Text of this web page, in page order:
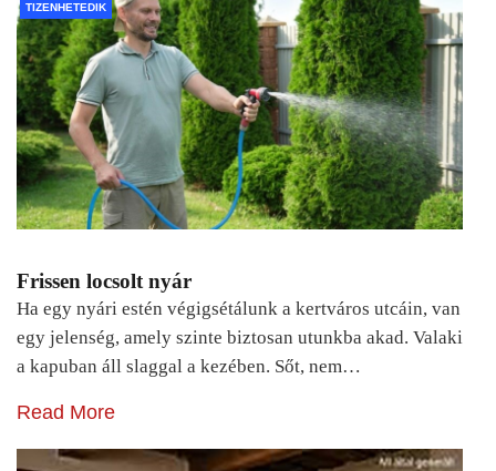
TIZENHETEDIK
Frissen locsolt nyár
Ha egy nyári estén végigsétálunk a kertváros utcáin, van
egy jelenség, amely szinte biztosan utunkba akad. Valaki
a kapuban áll slaggal a kezében. Sőt, nem…
Read More